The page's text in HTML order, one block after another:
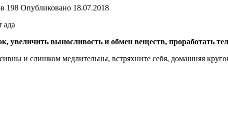
198 Опубликовано 18.07.2018
увеличить выносливость и обмен веществ, проработать
и слишком медлительны, встряхните себя, домашняя